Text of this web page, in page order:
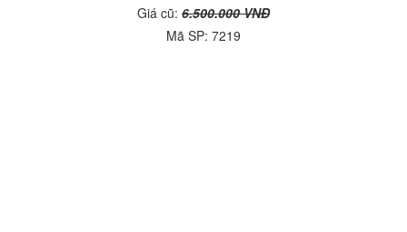
Giá cũ: 6.500.000 VNĐ
Mã SP: 7219